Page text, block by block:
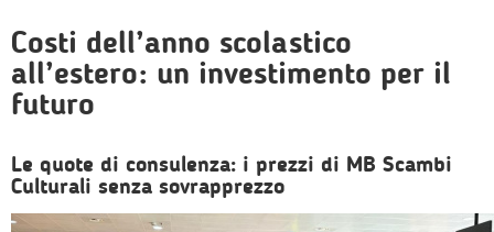
Costi dell’anno scolastico
all’estero: un investimento per il
futuro
Le quote di consulenza: i prezzi di MB Scambi
Culturali senza sovrapprezzo